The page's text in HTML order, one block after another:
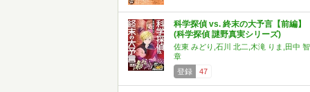
科学探偵 vs. 終末の大予言【前編】
(科学探偵 謎野真実シリーズ)
佐東 みどり,石川 北二,木滝 りま,田中 智
章
登録
47